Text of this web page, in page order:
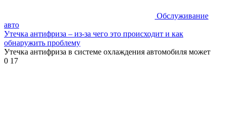
Обслуживание
авто
Утечка антифриза – из-за чего это происходит и как
обнаружить проблему
Утечка антифриза в системе охлаждения автомобиля может
0 17